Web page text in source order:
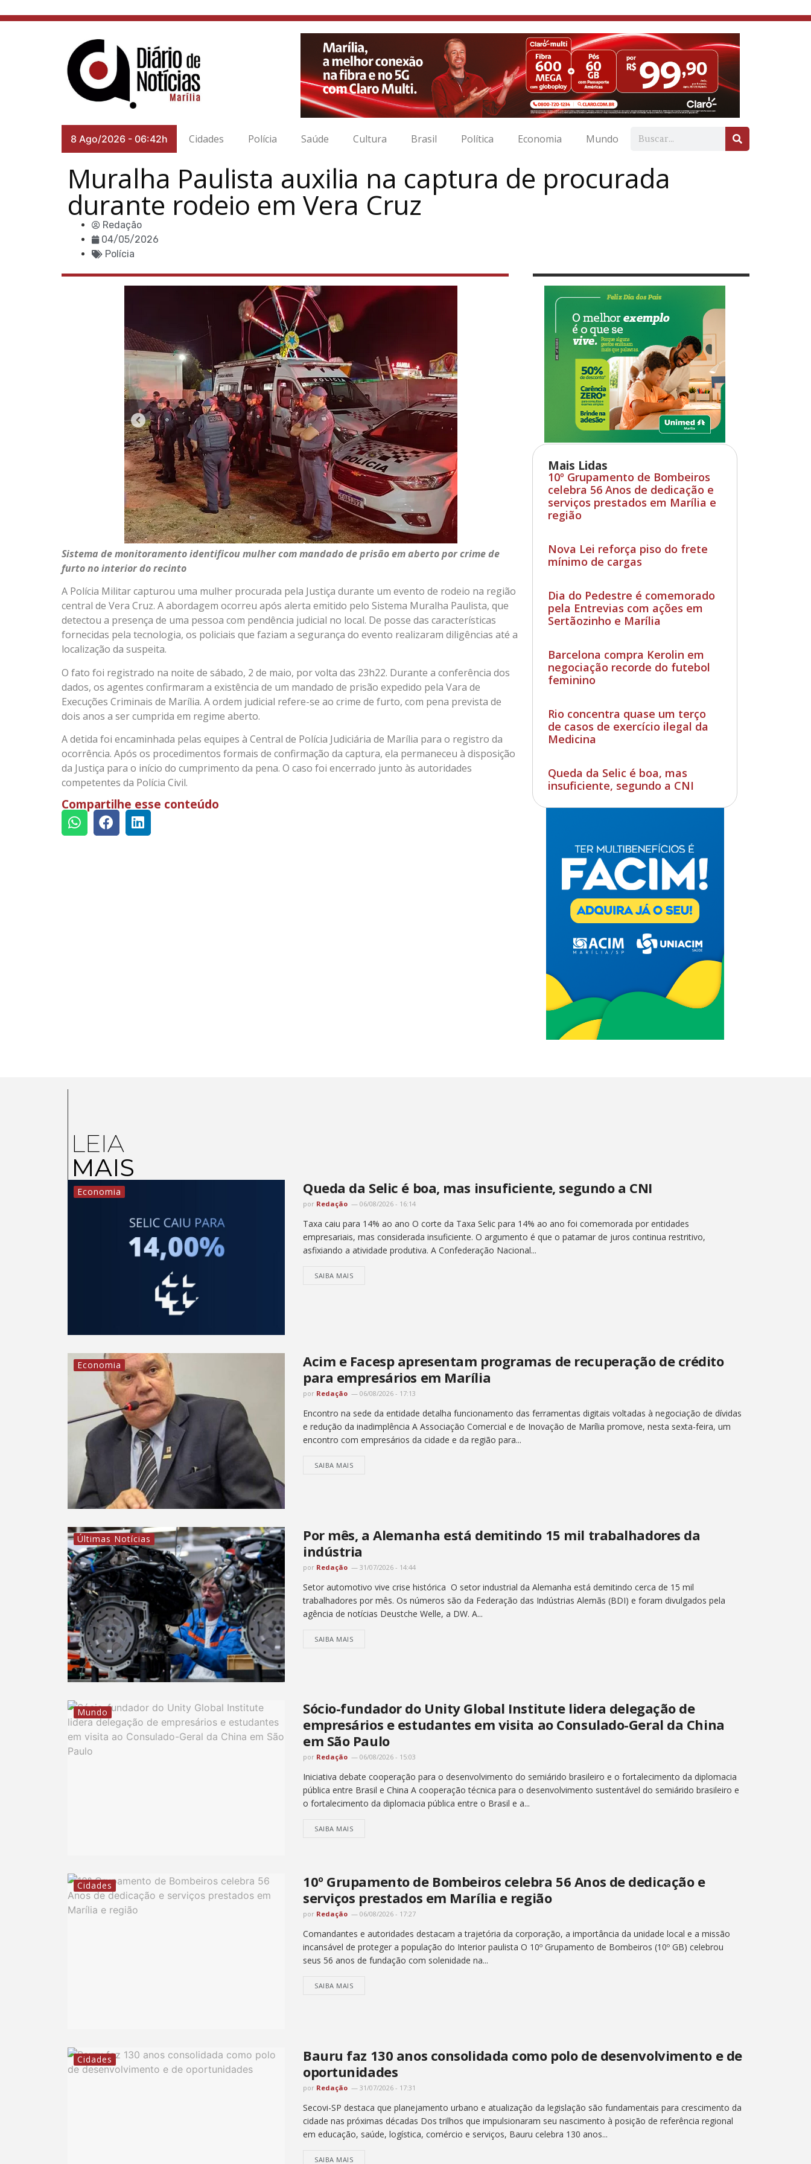
8 Ago/2026 - 06:42h Cidades Polícia Saúde Cultura Brasil Política Economia Mundo
Muralha Paulista auxilia na captura de procurada
durante rodeio em Vera Cruz
Redação
04/05/2026
Polícia
Mais Lidas
10º Grupamento de Bombeiros
celebra 56 Anos de dedicação e
serviços prestados em Marília e
região
Nova Lei reforça piso do frete
mínimo de cargas
Dia do Pedestre é comemorado
pela Entrevias com ações em
Sertãozinho e Marília
Barcelona compra Kerolin em
negociação recorde do futebol
feminino
Rio concentra quase um terço
de casos de exercício ilegal da
Medicina
Queda da Selic é boa, mas
insuficiente, segundo a CNI
Sistema de monitoramento identificou mulher com mandado de prisão em aberto por crime de
furto no interior do recinto
A Polícia Militar capturou uma mulher procurada pela Justiça durante um evento de rodeio na região
central de Vera Cruz. A abordagem ocorreu após alerta emitido pelo Sistema Muralha Paulista, que
detectou a presença de uma pessoa com pendência judicial no local. De posse das características
fornecidas pela tecnologia, os policiais que faziam a segurança do evento realizaram diligências até a
localização da suspeita.
O fato foi registrado na noite de sábado, 2 de maio, por volta das 23h22. Durante a conferência dos
dados, os agentes confirmaram a existência de um mandado de prisão expedido pela Vara de
Execuções Criminais de Marília. A ordem judicial refere-se ao crime de furto, com pena prevista de
dois anos a ser cumprida em regime aberto.
A detida foi encaminhada pelas equipes à Central de Polícia Judiciária de Marília para o registro da
ocorrência. Após os procedimentos formais de confirmação da captura, ela permaneceu à disposição
da Justiça para o início do cumprimento da pena. O caso foi encerrado junto às autoridades
competentes da Polícia Civil.
Compartilhe esse conteúdo
LEIA
MAIS
Economia Queda da Selic é boa, mas insuficiente, segundo a CNI
por Redação 06/08/2026 - 16:14
Taxa caiu para 14% ao ano O corte da Taxa Selic para 14% ao ano foi comemorada por entidades
empresariais, mas considerada insuficiente. O argumento é que o patamar de juros continua restritivo,
asfixiando a atividade produtiva. A Confederação Nacional...
SAIBA MAIS
Economia
Acim e Facesp apresentam programas de recuperação de crédito
para empresários em Marília
por Redação 06/08/2026 - 17:13
Encontro na sede da entidade detalha funcionamento das ferramentas digitais voltadas à negociação de dívidas
e redução da inadimplência A Associação Comercial e de Inovação de Marília promove, nesta sexta-feira, um
encontro com empresários da cidade e da região para...
SAIBA MAIS
Últimas Notícias
Por mês, a Alemanha está demitindo 15 mil trabalhadores da
indústria
por Redação 31/07/2026 - 14:44
Setor automotivo vive crise histórica O setor industrial da Alemanha está demitindo cerca de 15 mil
trabalhadores por mês. Os números são da Federação das Indústrias Alemãs (BDI) e foram divulgados pela
agência de notícias Deustche Welle, a DW. A...
SAIBA MAIS
Mundo
Sócio-fundador do Unity Global Institute lidera delegação de
empresários e estudantes em visita ao Consulado-Geral da China
em São Paulo
por Redação 06/08/2026 - 15:03
Iniciativa debate cooperação para o desenvolvimento do semiárido brasileiro e o fortalecimento da diplomacia
pública entre Brasil e China A cooperação técnica para o desenvolvimento sustentável do semiárido brasileiro e
o fortalecimento da diplomacia pública entre o Brasil e a...
SAIBA MAIS
Cidades
10º Grupamento de Bombeiros celebra 56 Anos de dedicação e
serviços prestados em Marília e região
por Redação 06/08/2026 - 17:27
Comandantes e autoridades destacam a trajetória da corporação, a importância da unidade local e a missão
incansável de proteger a população do Interior paulista O 10º Grupamento de Bombeiros (10º GB) celebrou
seus 56 anos de fundação com solenidade na...
SAIBA MAIS
Cidades
Bauru faz 130 anos consolidada como polo de desenvolvimento e de
oportunidades
por Redação 31/07/2026 - 17:31
Secovi-SP destaca que planejamento urbano e atualização da legislação são fundamentais para crescimento da
cidade nas próximas décadas Dos trilhos que impulsionaram seu nascimento à posição de referência regional
em educação, saúde, logística, comércio e serviços, Bauru celebra 130 anos...
SAIBA MAIS